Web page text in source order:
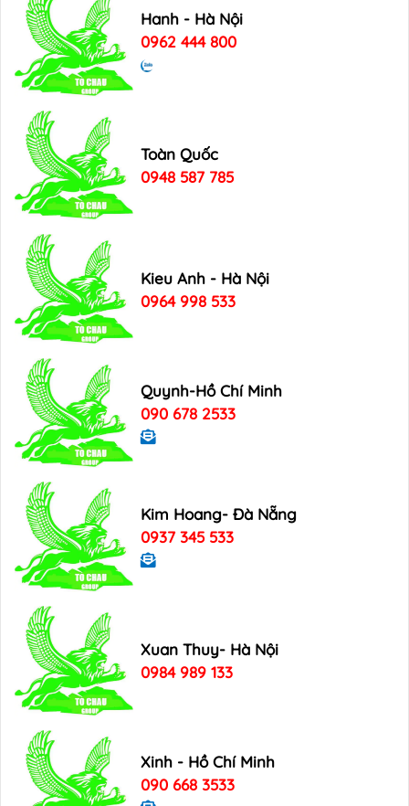
Hanh - Hà Nội
0962 444 800
Toàn Quốc
0948 587 785
Kieu Anh - Hà Nội
0964 998 533
Quynh-Hồ Chí Minh
090 678 2533
Kim Hoang- Đà Nẵng
0937 345 533
Xuan Thuy- Hà Nội
0984 989 133
Xinh - Hồ Chí Minh
090 668 3533